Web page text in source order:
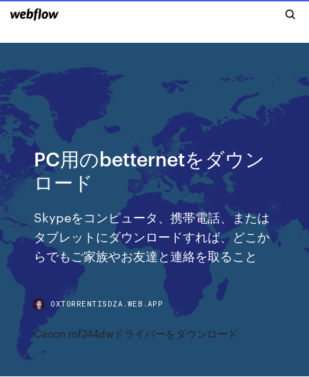
PC用のbetternetをダウン
ロード
Skypeをコンピュータ、携帯電話、または
タブレットにダウンロードすれば、どこか
らでもご家族やお友達と連絡を取ること
OXTORRENTISDZA.WEB.APP
Canon mf244dwドライバーをダウンロード